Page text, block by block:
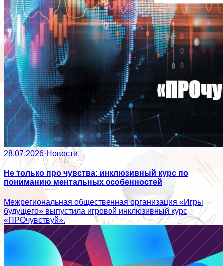
28.07.2026·Новости
Не только про чувства: инклюзивный курс по
пониманию ментальных особенностей
Межрегиональная общественная организация «Игры
будущего» выпустила игровой инклюзивный курс
«ПРОчувствуй».